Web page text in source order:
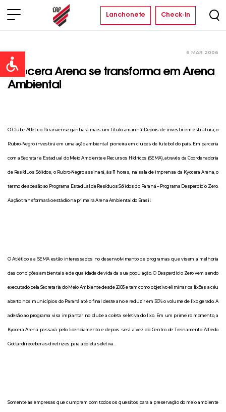
Open toolbar
Lanchonete Check-in
6 MAR 2006
Kyocera Arena se transforma em Arena
Ambiental
O Clube Atlético Paranaense ganhará mais um título amanhã. Depois de investir em estrutura, o
Rubro-Negro investirá em uma ação ambiental pioneira em clubes de futebol do país. Em parceria
com a Secretaria Estadual do Meio Ambiente e Recursos Hídricos (SEMA), através da Coordenadoria
de Resíduos Sólidos, o Rubro-Negro assinará, às 11 horas, na sala de imprensa da Kyocera Arena, o
termo de adesão ao Programa Estadual de Resíduos Sólidos do Paraná – Programa Desperdício Zero.
A ação transformará o estádio na primeira Arena Ambiental do Brasil.
O Atlético e a SEMA estão interessados no desenvolvimento de programas que visem a melhoria
das condições ambientais e de qualidade de vida da sua população. O Desperdício Zero vem sendo
executado pela Secretaria do Meio Ambiente desde 2003 e tem como objetivo eliminar os lixões a céu
aberto nos municípios do Paraná até o final deste ano e reduzir em 30% o volume de lixo gerado. A
adesão ao programa visa implantar no clube a coleta seletiva do lixo. Em um primeiro momento, a
Kyocera Arena passará pelo licenciamento e depois será a vez do Centro de Treinamento Alfredo
Gottardi receber as diretrizes para a coleta seletiva.
Somente as empresas que cumprem com todos os quesitos para a preservação do meio ambiente